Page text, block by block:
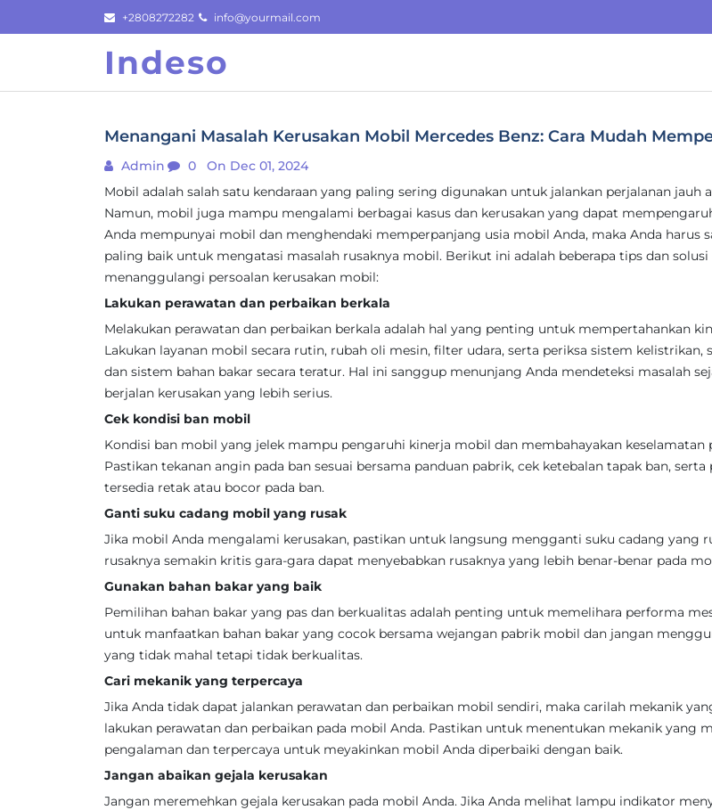
to
+2808272282 info@yourmail.com
Indeso
Menangani Masalah Kerusakan Mobil Mercedes Benz: Cara Mudah
Admin 0
On Dec 01, 2024
Mobil adalah salah satu kendaraan yang paling sering digunakan untuk jalankan perjalanan jauh
Namun, mobil juga mampu mengalami berbagai kasus dan kerusakan yang dapat
Anda mempunyai mobil dan menghendaki memperpanjang usia mobil Anda, maka Anda harus
paling baik untuk mengatasi masalah rusaknya mobil. Berikut ini adalah beberapa tips dan
menanggulangi persoalan kerusakan mobil:
Lakukan perawatan dan perbaikan berkala
Melakukan perawatan dan perbaikan berkala adalah hal yang penting untuk mempertahankan
Lakukan layanan mobil secara rutin, rubah oli mesin, filter udara, serta periksa sistem kelistrikan,
dan sistem bahan bakar secara teratur. Hal ini sanggup menunjang Anda mendeteksi masalah
berjalan kerusakan yang lebih serius.
Cek kondisi ban mobil
Kondisi ban mobil yang jelek mampu pengaruhi kinerja mobil dan membahayakan keselamatan
Pastikan tekanan angin pada ban sesuai bersama panduan pabrik, cek ketebalan tapak ban, serta
tersedia retak atau bocor pada ban.
Ganti suku cadang mobil yang rusak
Jika mobil Anda mengalami kerusakan, pastikan untuk langsung mengganti suku cadang yang
rusaknya semakin kritis gara-gara dapat menyebabkan rusaknya yang lebih benar-benar pada
Gunakan bahan bakar yang baik
Pemilihan bahan bakar yang pas dan berkualitas adalah penting untuk memelihara performa
untuk manfaatkan bahan bakar yang cocok bersama wejangan pabrik mobil dan jangan
yang tidak mahal tetapi tidak berkualitas.
Cari mekanik yang terpercaya
Jika Anda tidak dapat jalankan perawatan dan perbaikan mobil sendiri, maka carilah mekanik
lakukan perawatan dan perbaikan pada mobil Anda. Pastikan untuk menentukan mekanik yang
pengalaman dan terpercaya untuk meyakinkan mobil Anda diperbaiki dengan baik.
Jangan abaikan gejala kerusakan
Jangan meremehkan gejala kerusakan pada mobil Anda. Jika Anda melihat lampu indikator